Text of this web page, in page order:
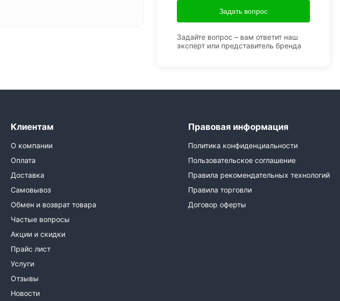
Задать вопрос
Задайте вопрос – вам ответит наш
эксперт или представитель бренда
Клиентам
О компании
Оплата
Доставка
Самовывоз
Обмен и возврат товара
Частые вопросы
Акции и скидки
Прайс лист
Услуги
Отзывы
Новости
Правовая информация
Политика конфиденциальности
Пользовательское соглашение
Правила рекомендательных технологий
Правила торговли
Договор оферты